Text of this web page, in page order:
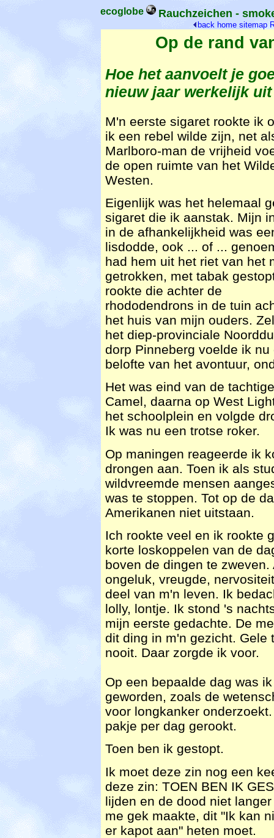
ecoglobe Rauchzeichen -
back home sitemap
Op de rand
Hoe het aanvoelt je
nieuw jaar werkelijk
M'n eerste sigaret rookte ik
ik een rebel wilde zijn, net
Marlboro-man de vrijheid
de open ruimte van het
Westen.
Eigenlijk was het helemaal
sigaret die ik aanstak. Mijn
in de afhankelijkheid was
lisdodde, ook ... of ...
had hem uit het riet van het
getrokken, met tabak
rookte die achter de
rhododendrons in de tuin
het huis van mijn ouders.
het diep-provinciale
dorp Pinneberg voelde ik nu
belofte van het avontuur,
Het was eind van de
Camel, daarna op West
het schoolplein en volgde
Ik was nu een trotse roker.
Op maningen reageerde ik
drongen aan. Toen ik als
wildvreemde mensen
was te stoppen. Tot op de
Amerikanen niet uitstaan.
Ich rookte veel en ik rookte
korte loskoppelen van de
boven de dingen te
ongeluk, vreugde,
deel van m'n leven. Ik
lolly, lontje. Ik stond 's
mijn eerste gedachte. De
dit ding in m'n gezicht. Gele
nooit. Daar zorgde ik voor.
Op een bepaalde dag was
geworden, zoals de
voor longkanker
pakje per dag gerookt.
Toen ben ik gestopt.
Ik moet deze zin nog een
deze zin: TOEN BEN IK
lijden en de dood niet
me gek maakte, dit "Ik kan
er kapot aan" heten moet.